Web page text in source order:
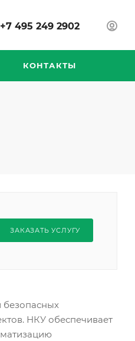
+7 495 249 2902
КОНТАКТЫ
ЗАКАЗАТЬ УСЛУГУ
безопасных
НКУ обеспечивает